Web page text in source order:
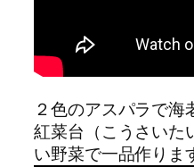
２色のアスパラで海
紅菜台（こうさいた
い野菜で一品作りま